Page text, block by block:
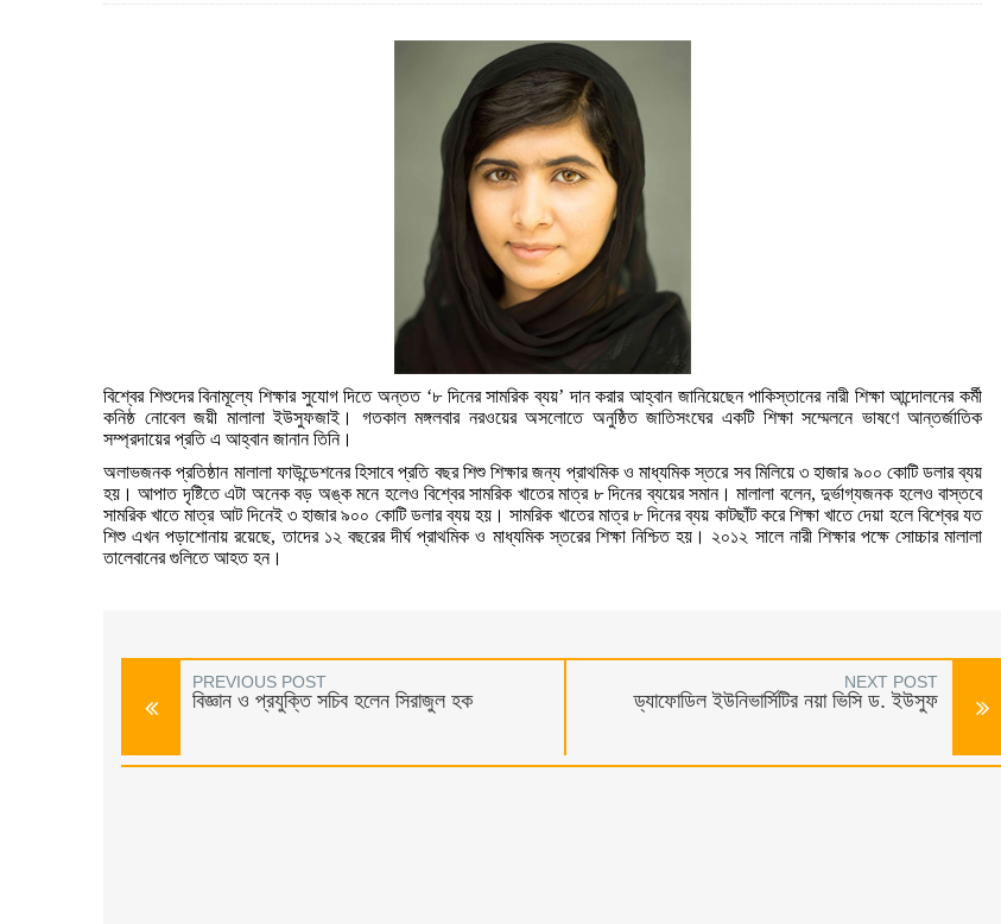
বিশ্বের শিশুদের বিনামূল্যে শিক্ষার সুযোগ দিতে অন্তত‘৮ দিনের সামরিক ব্যয়’দান করার আহ্বান জানিয়েছেন পাকিস্তানের নারী শিক্ষা আন্দোলনের কর্মী
কনিষ্ঠ নোবেল জয়ী মালালা ইউসুফজাই । গতকাল মঙ্গলবার নরওয়ের অসলোতে অনুষ্ঠিত জাতিসংঘের একটি শিক্ষা সম্মেলনে ভাষণে আন্তর্জাতিক
সম্প্রদায়ের প্রতি এ আহ্বান জানান তিনি।
অলাভজনক প্রতিষ্ঠান মালালা ফাউন্ডেশনের হিসাবে প্রতি বছর শিশু শিক্ষার জন্য প্রাথমিক ও মাধ্যমিক স্তরে সব মিলিয়ে ৩ হাজার ৯০০ কোটি ডলার ব্যয়
হয় । আপাত দৃষ্টিতে এটা অনেক বড় অঙ্ক মনে হলেও বিশ্বের সামরিক খাতের মাত্র ৮ দিনের ব্যয়ের সমান। মালালা বলেন,দুর্ভাগ্যজনক হলেও বাস্তবে
সামরিক খাতে মাত্র আট দিনেই ৩ হাজার ৯০০ কোটি ডলার ব্যয় হয় । সামরিক খাতের মাত্র ৮ দিনের ব্যয় কাটছাঁট করে শিক্ষা খাতে দেয়া হলে বিশ্বের যত
শিশু এখন পড়াশোনায় রয়েছে,তাদের ১২ বছরের দীর্ঘ প্রাথমিক ও মাধ্যমিক স্তরের শিক্ষা নিশ্চিত হয় । ২০১২ সালে নারী শিক্ষার পক্ষে সোচ্চার মালালা
তালেবানের গুলিতে আহত হন।
PREVIOUS POST
বিজ্ঞান ও প্রযুক্তি সচিব হলেন সিরাজুল হক
NEXT POST
ড্যাফোডিল ইউনিভার্সিটির নয়া ভিসি ড. ইউসুফ